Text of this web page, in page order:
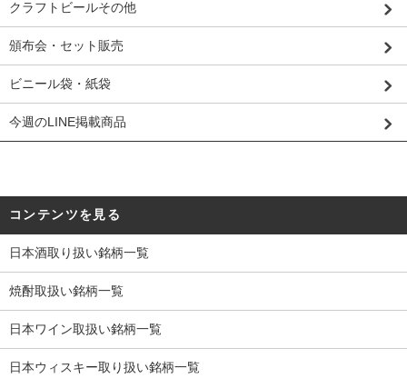
クラフトビールその他
頒布会・セット販売
ビニール袋・紙袋
今週のLINE掲載商品
コンテンツを見る
日本酒取り扱い銘柄一覧
焼酎取扱い銘柄一覧
日本ワイン取扱い銘柄一覧
日本ウィスキー取り扱い銘柄一覧